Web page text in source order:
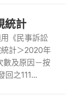
統計
《民事訴訟
計＞2020年
數及原因－按
之111...